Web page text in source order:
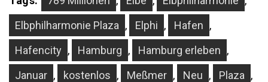
Elbphilharmonie Plaza , Elphi , Hafen ,
Hafencity , Hamburg , Hamburg erleben ,
Januar , kostenlos , Meßmer , Neu , Plaza ,